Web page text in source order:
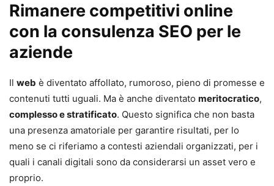
Rimanere competitivi online
con la consulenza SEO per le
aziende
Il web è diventato affollato, rumoroso, pieno di promesse e
contenuti tutti uguali. Ma è anche diventato meritocratico,
complesso e stratificato. Questo significa che non basta
una presenza amatoriale per garantire risultati, per lo
meno se ci riferiamo a contesti aziendali organizzati, per i
quali i canali digitali sono da considerarsi un asset vero e
proprio.